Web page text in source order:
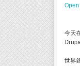
今天
世界